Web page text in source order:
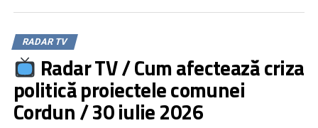
Mafia pensiilor ilegale de la MAI
Legi călcate în picioare de cei plătiți să le aplice
Pensii în MAI obținute prin fraudă. Ce-i de făcut?
RADAR TV
Radar TV / Cum afectează criza
politică proiectele comunei
Cordun / 30 iulie 2026